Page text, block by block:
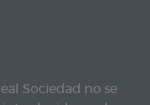
Sociedad no se